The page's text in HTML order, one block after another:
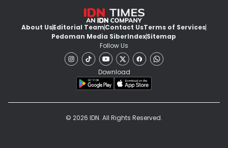
About UsEditorial TeamContact UsTerms of Services
Pedoman Media SiberIndexSitemap
Follow Us
Download
© 2026 IDN. All Rights Reserved.